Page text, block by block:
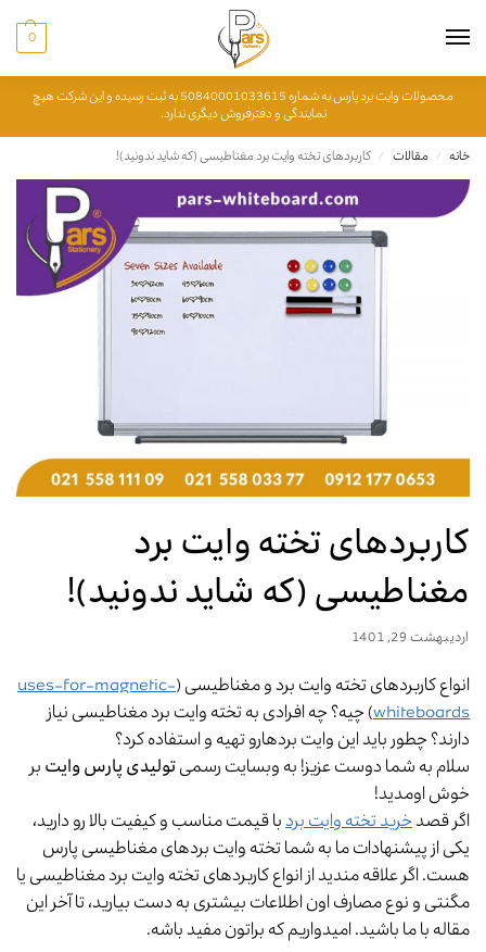
0
محصولات وایت برد پارس به شماره 50840001033615 به ثبت رسیده و این شرکت هیچ
نمایندگی و دفترفروش دیگری ندارد.
خانه / مقالات / کاربردهای تخته وایت برد مغناطیسی (که شاید ندونید)!
کاربردهای تخته وایت برد
مغناطیسی (که شاید ندونید)!
اردیبهشت 29, 1401
انواع کاربردهای تخته وایت برد و مغناطیسی (uses-for-magnetic-
whiteboards) چیه؟ چه افرادی به تخته وایت برد مغناطیسی نیاز
دارند؟ چطور باید این وایت بردهارو تهیه و استفاده کرد؟
سلام به شما دوست عزیز! به وبسایت رسمیتولیدی پارس وایت بر
خوش اومدید!
اگر قصدخرید تخته وایت بردبا قیمت مناسب و کیفیت بالا رو دارید،
یکی از پیشنهادات ما به شما تخته وایت بردهای مغناطیسی پارس
هست. اگر علاقه مندید از انواع کاربردهای تخته وایت برد مغناطیسی یا
مگنتی و نوع مصارف اون اطلاعات بیشتری به دست بیارید، تا آخر این
مقاله با ما باشید. امیدواریم که براتون مفید باشه.